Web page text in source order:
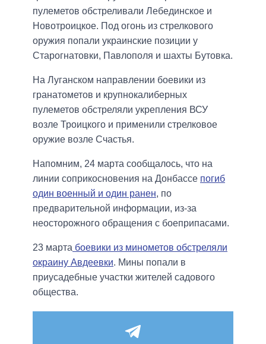
пулеметов обстреливали Лебединское и
Новотроицкое. Под огонь из стрелкового
оружия попали украинские позиции у
Старогнатовки, Павлополя и шахты Бутовка.
На Луганском направлении боевики из
гранатометов и крупнокалиберных
пулеметов обстреляли укрепления ВСУ
возле Троицкого и применили стрелковое
оружие возле Счастья.
Напомним, 24 марта сообщалось, что на
линии соприкосновения на Донбассе погиб
один военный и один ранен, по
предварительной информации, из-за
неосторожного обращения с боеприпасами.
23 марта боевики из минометов обстреляли
окраину Авдеевки. Мины попали в
приусадебные участки жителей садового
общества.